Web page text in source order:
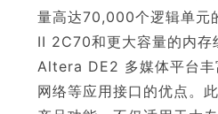
量高达70,000个逻辑单
II 2C70和更大容量的内存
Altera DE2 多媒体平台丰
网络等应用接口的优点。